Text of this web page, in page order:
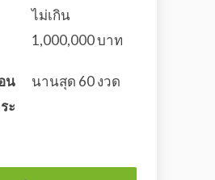
ไม่เกิน
1,000,000 บาท
น
ะ
นานสุด 60 งวด